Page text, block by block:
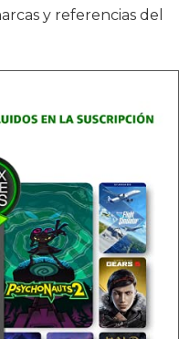
y referencias del